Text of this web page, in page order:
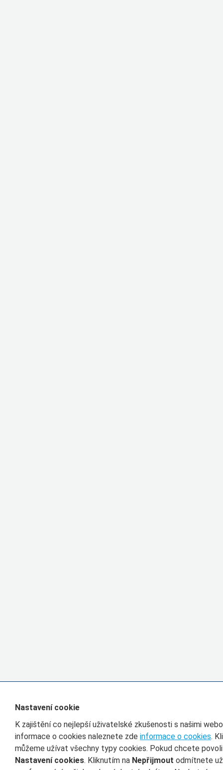
Nastavení cookie
K zajištění co nejlepší uživatelské zkušenosti s našimi
informace o cookies naleznete zde informace o cookies.
můžeme užívat všechny typy cookies. Pokud chcete
Nastavení cookies. Kliknutím na Nepřijmout odmítnete